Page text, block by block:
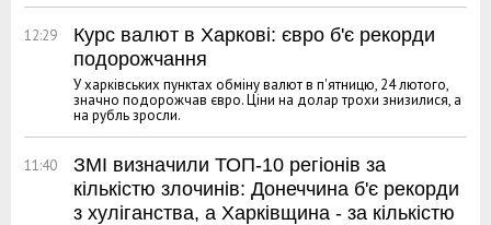
12:29
Курс валют в Харкові: євро б'є рекорди
подорожчання
У харківських пунктах обміну валют в п'ятницю, 24 лютого,
значно подорожчав євро. Ціни на долар трохи знизилися, а
на рубль зросли.
11:40
ЗМІ визначили ТОП-10 регіонів за
кількістю злочинів: Донеччина б'є рекорди
з хуліганства, а Харківщина - за кількістю